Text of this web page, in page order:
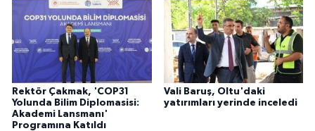
Rektör Çakmak, 'COP31
Yolunda Bilim Diplomasisi:
Akademi Lansmanı'
Programına Katıldı
Vali Baruş, Oltu'daki
yatırımları yerinde inceledi